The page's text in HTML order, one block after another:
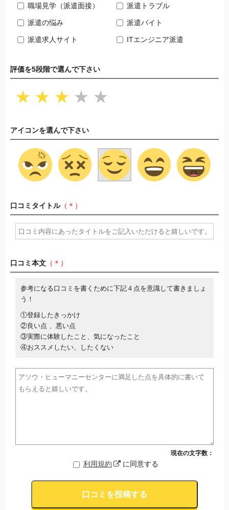
職場見学（派遣面接） 派遣トラブル
派遣の悩み 派遣バイト
派遣求人サイト ITエンジニア派遣
評価を5段階で選んで下さい
★ ★ ★ ★ ★
アイコンを選んで下さい
口コミタイトル（＊）
口コミ本文 （＊）
参考になる口コミを書くために下記４点を意識して書きましょ
う！
①登録したきっかけ
②良い点 、悪い点
③実際に体験したこと、気になったこと
④おススメしたい、したくない
現在の文字数：
利用規約 に同意する
口コミを投稿する